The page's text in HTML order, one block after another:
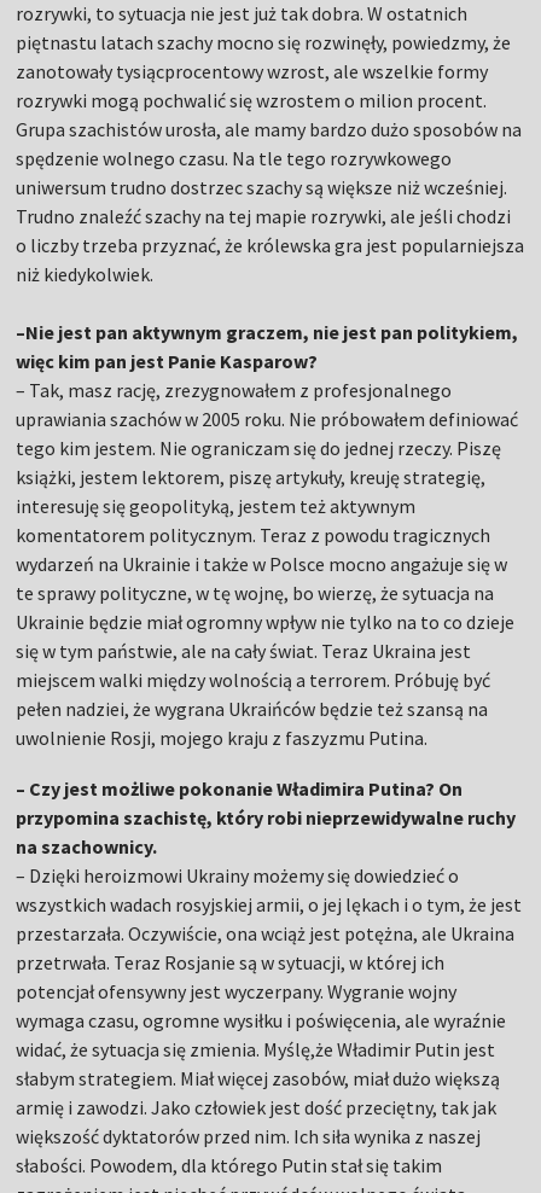
rozrywki, to sytuacja nie jest już tak dobra. W ostatnich
piętnastu latach szachy mocno się rozwinęły, powiedzmy, że
zanotowały tysiącprocentowy wzrost, ale wszelkie formy
rozrywki mogą pochwalić się wzrostem o milion procent.
Grupa szachistów urosła, ale mamy bardzo dużo sposobów na
spędzenie wolnego czasu. Na tle tego rozrywkowego
uniwersum trudno dostrzec szachy są większe niż wcześniej.
Trudno znaleźć szachy na tej mapie rozrywki, ale jeśli chodzi
o liczby trzeba przyznać, że królewska gra jest popularniejsza
niż kiedykolwiek.
–Nie jest pan aktywnym graczem, nie jest pan politykiem,
więc kim pan jest Panie Kasparow?
– Tak, masz rację, zrezygnowałem z profesjonalnego
uprawiania szachów w 2005 roku. Nie próbowałem definiować
tego kim jestem. Nie ograniczam się do jednej rzeczy. Piszę
książki, jestem lektorem, piszę artykuły, kreuję strategię,
interesuję się geopolityką, jestem też aktywnym
komentatorem politycznym. Teraz z powodu tragicznych
wydarzeń na Ukrainie i także w Polsce mocno angażuje się w
te sprawy polityczne, w tę wojnę, bo wierzę, że sytuacja na
Ukrainie będzie miał ogromny wpływ nie tylko na to co dzieje
się w tym państwie, ale na cały świat. Teraz Ukraina jest
miejscem walki między wolnością a terrorem. Próbuję być
pełen nadziei, że wygrana Ukraińców będzie też szansą na
uwolnienie Rosji, mojego kraju z faszyzmu Putina.
– Czy jest możliwe pokonanie Władimira Putina? On
przypomina szachistę, który robi nieprzewidywalne ruchy
na szachownicy.
– Dzięki heroizmowi Ukrainy możemy się dowiedzieć o
wszystkich wadach rosyjskiej armii, o jej lękach i o tym, że jest
przestarzała. Oczywiście, ona wciąż jest potężna, ale Ukraina
przetrwała. Teraz Rosjanie są w sytuacji, w której ich
potencjał ofensywny jest wyczerpany. Wygranie wojny
wymaga czasu, ogromne wysiłku i poświęcenia, ale wyraźnie
widać, że sytuacja się zmienia. Myślę,że Władimir Putin jest
słabym strategiem. Miał więcej zasobów, miał dużo większą
armię i zawodzi. Jako człowiek jest dość przeciętny, tak jak
większość dyktatorów przed nim. Ich siła wynika z naszej
słabości. Powodem, dla którego Putin stał się takim